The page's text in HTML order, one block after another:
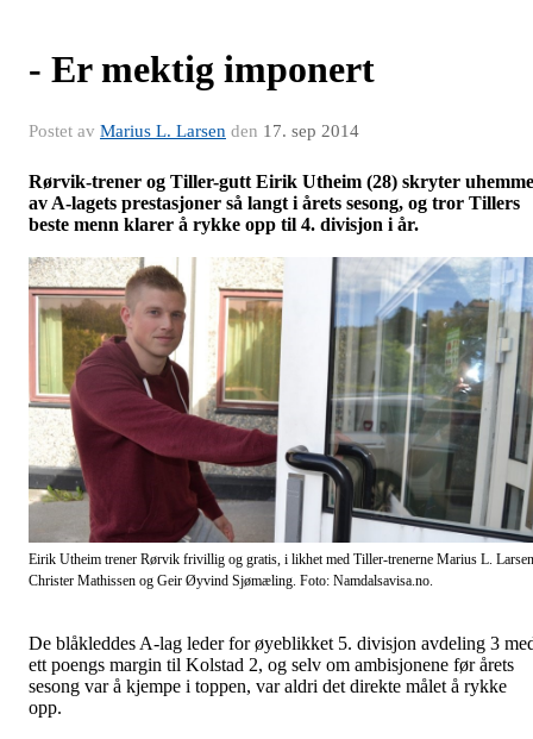
- Er mektig imponert
Postet av Marius L. Larsen den 17. sep 2014
Rørvik-trener og Tiller-gutt Eirik Utheim (28) skryter
av A-lagets prestasjoner så langt i årets sesong, og tror Tillers
beste menn klarer å rykke opp til 4. divisjon i år.
Eirik Utheim trener Rørvik frivillig og gratis, i likhet med Tiller-trenerne Marius L.
Christer Mathissen og Geir Øyvind Sjømæling. Foto: Namdalsavisa.no.
De blåkleddes A-lag leder for øyeblikket 5. divisjon avdeling 3
ett poengs margin til Kolstad 2, og selv om ambisjonene før årets
sesong var å kjempe i toppen, var aldri det direkte målet å rykke
opp.